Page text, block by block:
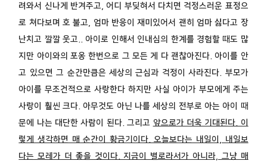
려와서 신나게 반겨주고, 어디 부딪혀서 다치면 걱정스러운 표정으
로 쳐다보며 호 불고, 엄마 반응이 재미있어서 괜히 엄마 싫다고 장
난치고 깔깔 웃고.. 아이로 인해서 인내심의 한계를 경험할 때도 많
지만 아이와의 포옹 한번으로 그 모든 게 다 괜찮아진다. 아이를 안
고 있으면 그 순간만큼은 세상의 근심과 걱정이 사라진다. 부모가
아이를 무조건적으로 사랑한다 하지만 사실 아이가 부모에게 주는
사랑이 훨씬 크다. 아무것도 아닌 나를 세상의 전부로 아는 아이 때
문에 나는 대단한 사람이 된다. 그리고 앞으로가 더욱 기대된다. 이
렇게 생각하면 매 순간이 황금기이다. 오늘보다는 내일이, 내일보
다는 모레가 더 좋을 것이다. 지금이 별로라서가 아니라, 그냥 매